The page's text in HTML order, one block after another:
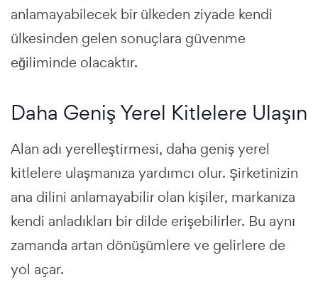
anlamayabilecek bir ülkeden ziyade kendi
ülkesinden gelen sonuçlara güvenme
eğiliminde olacaktır.
Daha Geniş Yerel Kitlelere Ulaşın
Alan adı yerelleştirmesi, daha geniş yerel
kitlelere ulaşmanıza yardımcı olur. Şirketinizin
ana dilini anlamayabilir olan kişiler, markanıza
kendi anladıkları bir dilde erişebilirler. Bu aynı
zamanda artan dönüşümlere ve gelirlere de
yol açar.